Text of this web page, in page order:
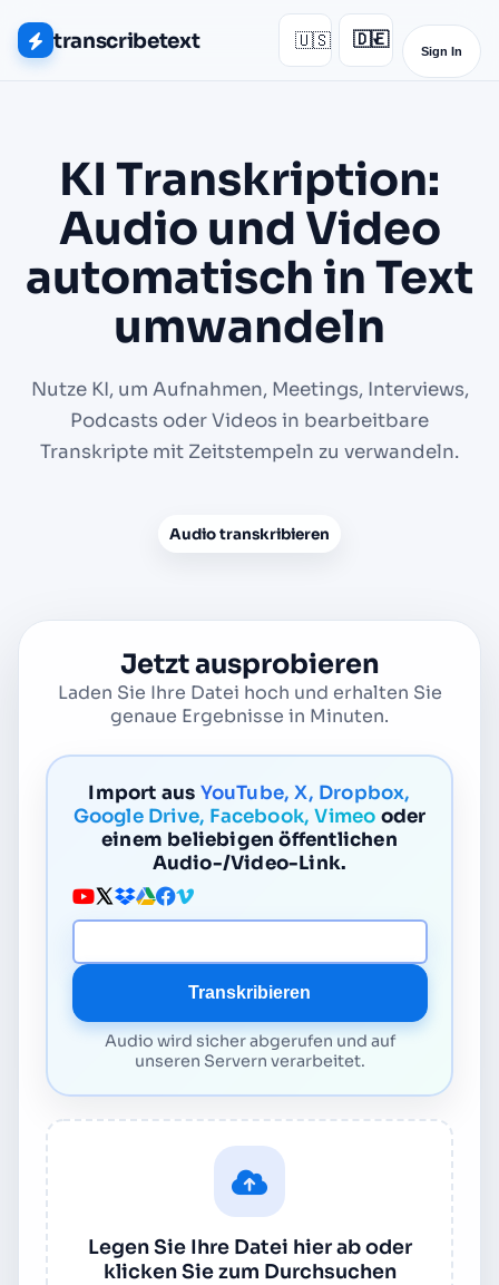
transcribetext 🇺🇸 🇩🇪
▾
Sign In
KI Transkription:
Audio und Video
automatisch in Text
umwandeln
Nutze KI, um Aufnahmen, Meetings, Interviews,
Podcasts oder Videos in bearbeitbare
Transkripte mit Zeitstempeln zu verwandeln.
Audio transkribieren
Jetzt ausprobieren
Laden Sie Ihre Datei hoch und erhalten Sie
genaue Ergebnisse in Minuten.
Import aus YouTube, X, Dropbox,
Google Drive, Facebook, Vimeo oder
einem beliebigen öffentlichen
Audio-/Video-Link.
Medien-URL
Transkribieren
Audio wird sicher abgerufen und auf
unseren Servern verarbeitet.
Legen Sie Ihre Datei hier ab oder
klicken Sie zum Durchsuchen